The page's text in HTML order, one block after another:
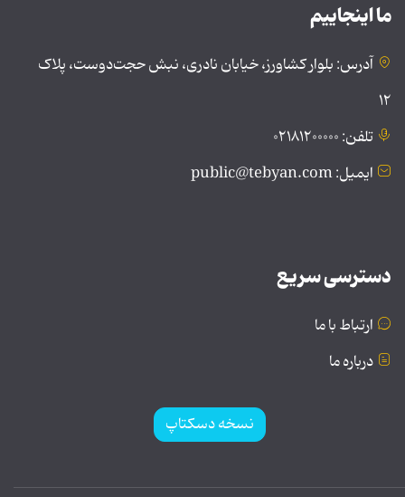
ما اینجاییم
آدرس: بلوار کشاورز، خیابان نادری، نبش حجت‌دوست، پلاک
۱۲
تلفن: ۰۲۱۸۱۲۰۰۰۰۰
ایمیل: public@tebyan.com
دسترسی سریع
ارتباط با ما
درباره ما
نسخه دسکتاپ